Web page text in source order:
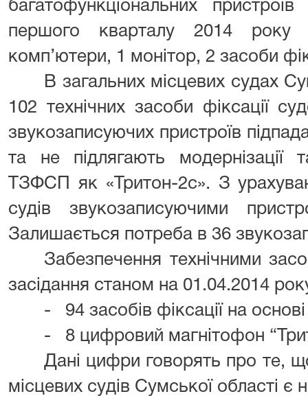
багатофункціональних
першого кварталу 2014
комп’ютери, 1 монітор, 2 засоби
В загальних місцевих судах
102 технічних засоби фіксації
звукозаписуючих пристроїв
та не підлягають модернізації
ТЗФСП як «Тритон-2с». З
судів звукозаписуючими
Залишається потреба в 36
Забезпечення технічними
засідання станом на 01.04.2014
- 94 засобів фіксації на
- 8 цифровий магнітофон
Дані цифри говорять про те,
місцевих судів Сумської області є